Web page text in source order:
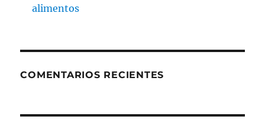
alimentos
COMENTARIOS RECIENTES